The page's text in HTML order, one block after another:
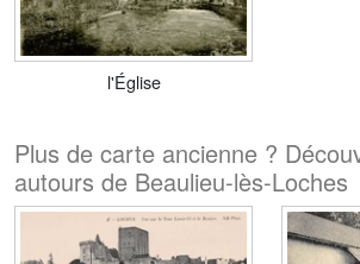
l'Église
Plus de carte ancienne ?
autours de Beaulieu-lès-Loches